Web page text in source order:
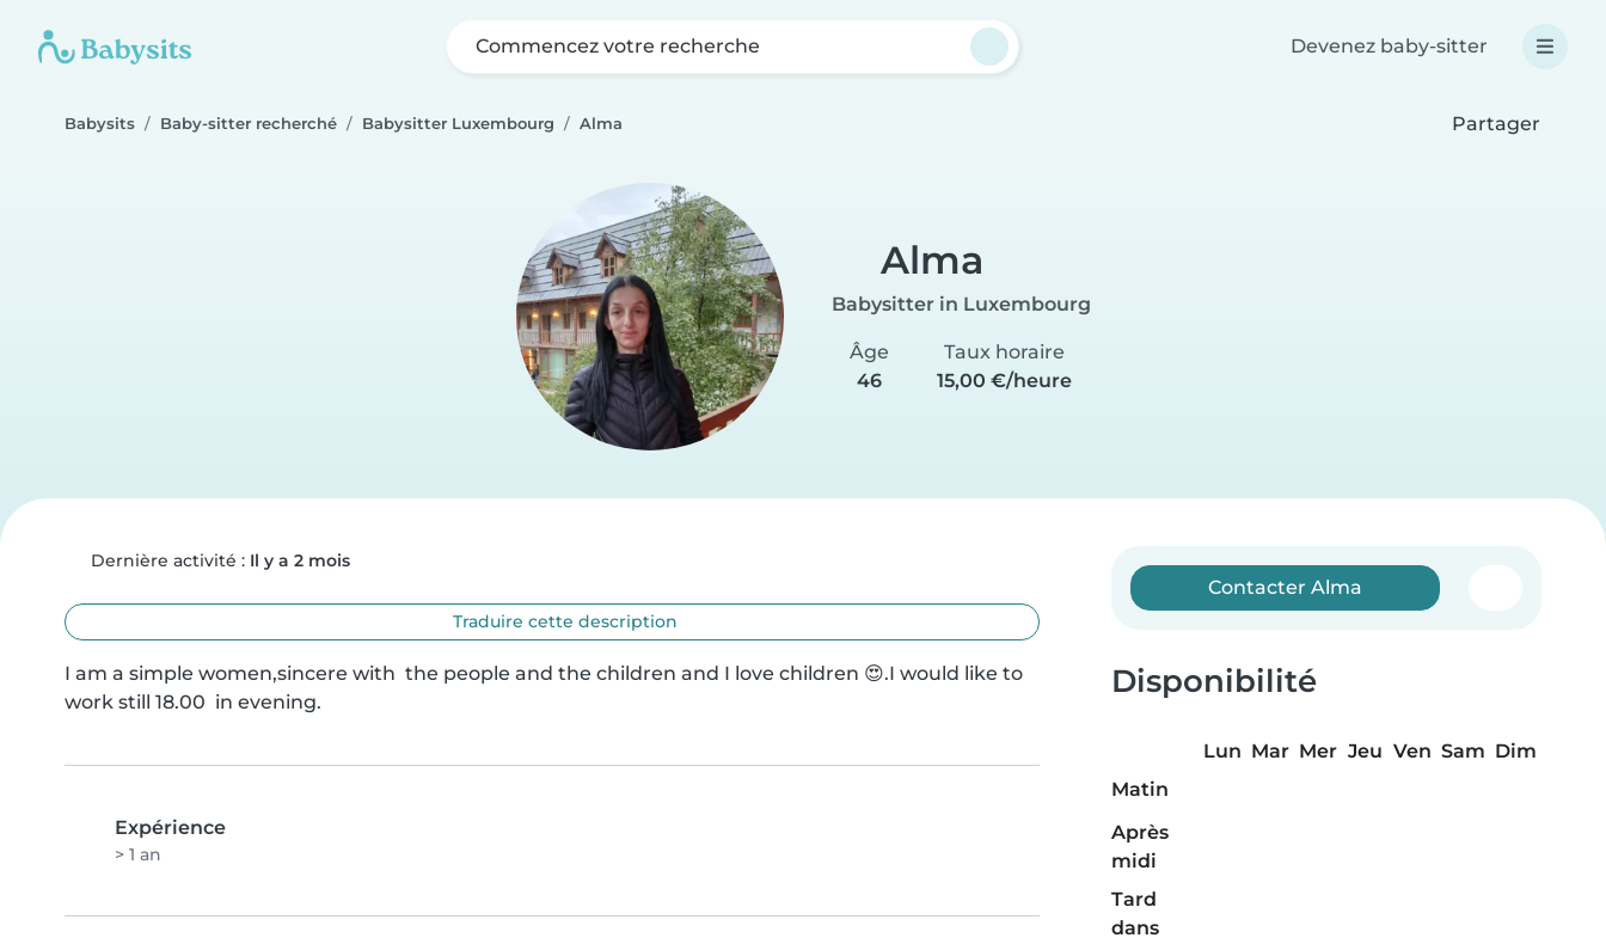
Commencez votre recherche Devenez baby-sitter
Babysits Baby-sitter recherché Babysitter Luxembourg Alma Partager
Alma
Babysitter in Luxembourg
Âge
46
Taux horaire
15,00 €/heure
Dernière activité : Il y a 2 mois
Traduire cette description
I am a simple women,sincere with  the people and the children and I love children 😍.I would like to
work still 18.00  in evening.
Expérience
> 1 an
Contacter Alma
Disponibilité
Lun Mar Mer Jeu Ven Sam Dim
Matin
Après
midi
Tard
dans